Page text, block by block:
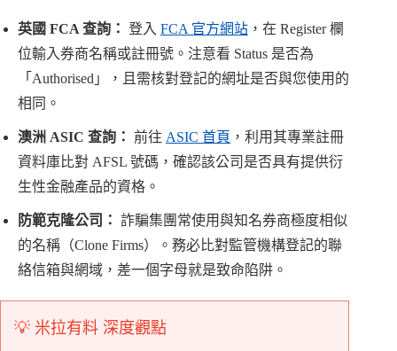
英國 FCA 查詢： 登入 FCA 官方網站 ，在 Register 欄
位輸入券商名稱或註冊號。注意看 Status 是否為
「Authorised」，且需核對登記的網址是否與您使用的
相同。
澳洲 ASIC 查詢： 前往 ASIC 首頁 ，利用其專業註冊
資料庫比對 AFSL 號碼，確認該公司是否具有提供衍
生性金融產品的資格。
防範克隆公司： 詐騙集團常使用與知名券商極度相似
的名稱（Clone Firms）。務必比對監管機構登記的聯
絡信箱與網域，差一個字母就是致命陷阱。
💡 米拉有料 深度觀點